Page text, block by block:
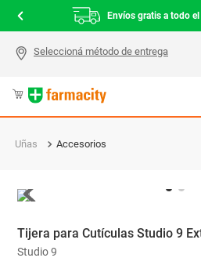
Envíos gratis a todo
Uñas Accesorios
Tijera para Cutículas Studio 9
Studio 9